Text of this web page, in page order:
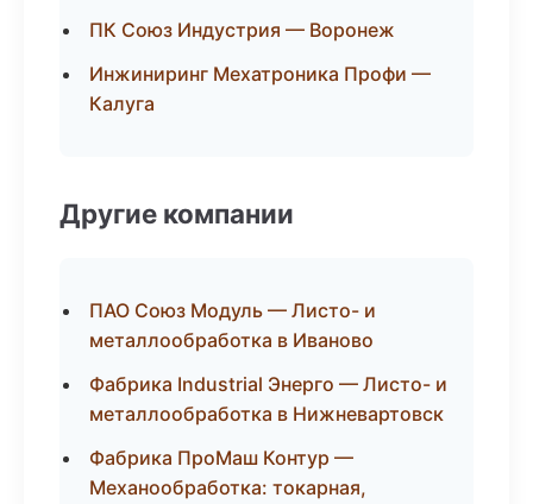
ПК Союз Индустрия — Воронеж
Инжиниринг Мехатроника Профи —
Калуга
Другие компании
ПАО Союз Модуль — Листо- и
металлообработка в Иваново
Фабрика Industrial Энерго — Листо- и
металлообработка в Нижневартовск
Фабрика ПроМаш Контур —
Механообработка: токарная,